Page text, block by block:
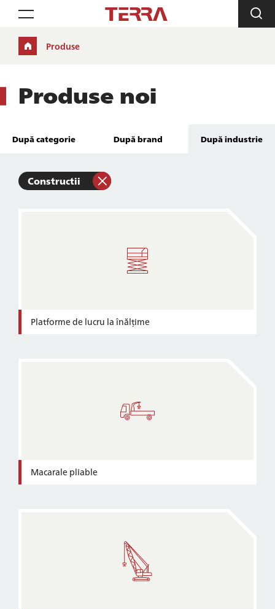
Toggle navigation
Produse
Produse noi
După categorie După brand După industrie
Constructii
Platforme de lucru la înălțime
Macarale pliable